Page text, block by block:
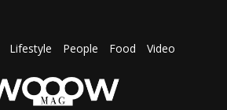
Lifestyle People Food Video